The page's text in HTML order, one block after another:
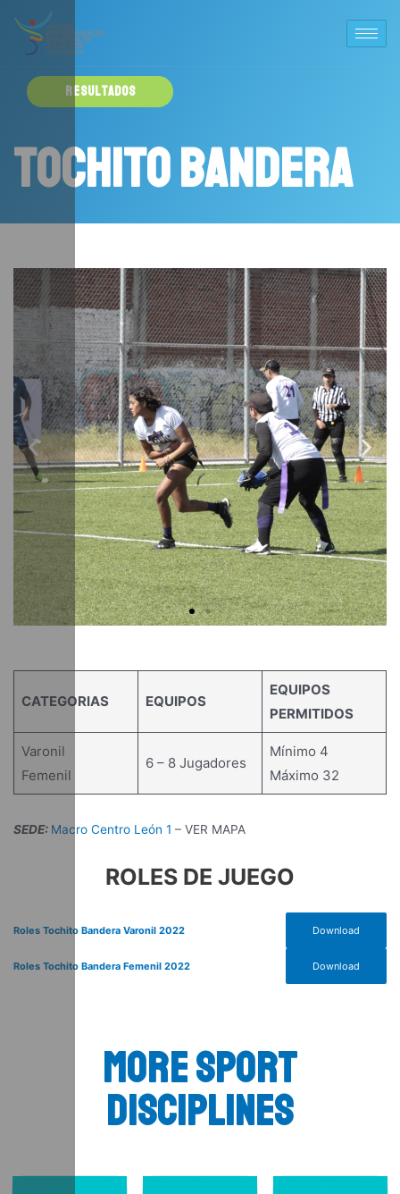
RESULTADOS
Tochito Bandera
CATEGORIAS EQUIPOS
EQUIPOS
PERMITIDOS
Varonil
Femenil
6 – 8 Jugadores
Mínimo 4
Máximo 32
SEDE: Macro Centro León 1 – VER MAPA
ROLES DE JUEGO
Roles Tochito Bandera Varonil 2022 Download
Roles Tochito Bandera Femenil 2022 Download
more sport
disciplines